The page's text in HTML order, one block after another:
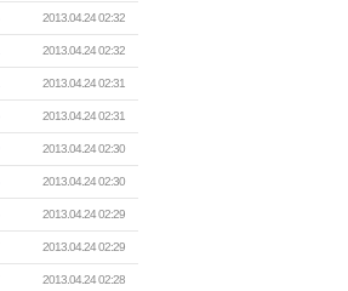
2013.04.24 02:32
2013.04.24 02:32
2013.04.24 02:31
2013.04.24 02:31
2013.04.24 02:30
2013.04.24 02:30
2013.04.24 02:29
2013.04.24 02:29
2013.04.24 02:28